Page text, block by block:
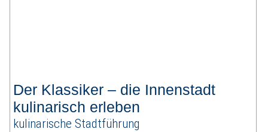
Der Klassiker – die Innenstadt
kulinarisch erleben
kulinarische Stadtführung